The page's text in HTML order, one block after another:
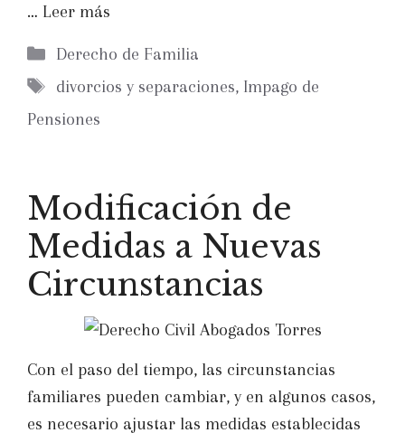
… Leer más
Categorías
Derecho de Familia
Etiquetas
divorcios y separaciones, Impago de
Pensiones
Modificación de
Medidas a Nuevas
Circunstancias
Con el paso del tiempo, las circunstancias
familiares pueden cambiar, y en algunos casos,
es necesario ajustar las medidas establecidas